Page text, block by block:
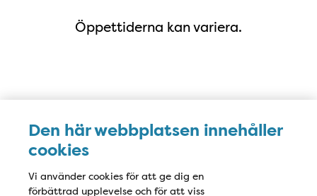
Den här webbplatsen innehåller
cookies
Vi använder cookies för att ge dig en
förbättrad upplevelse och för att viss
Öppettiderna kan variera.
Karta